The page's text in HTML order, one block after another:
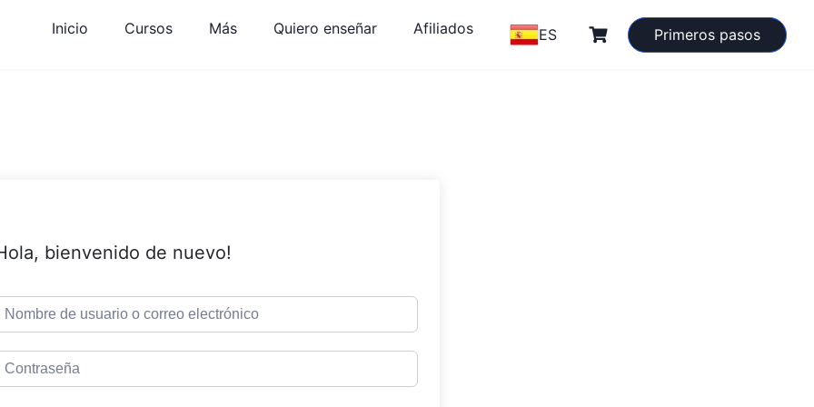
Inicio Cursos Más Quiero enseñar Afiliados ES Primeros pasos
bienvenido de nuevo!